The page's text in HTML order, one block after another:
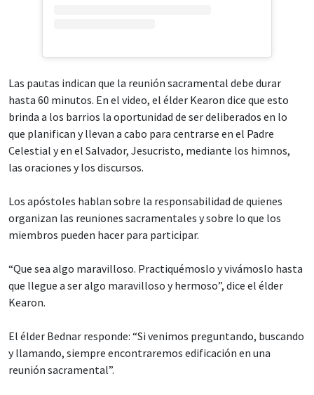
Las pautas indican que la reunión sacramental debe durar
hasta 60 minutos. En el video, el élder Kearon dice que esto
brinda a los barrios la oportunidad de ser deliberados en lo
que planifican y llevan a cabo para centrarse en el Padre
Celestial y en el Salvador, Jesucristo, mediante los himnos,
las oraciones y los discursos.
Los apóstoles hablan sobre la responsabilidad de quienes
organizan las reuniones sacramentales y sobre lo que los
miembros pueden hacer para participar.
“Que sea algo maravilloso. Practiquémoslo y vivámoslo hasta
que llegue a ser algo maravilloso y hermoso”, dice el élder
Kearon.
El élder Bednar responde: “Si venimos preguntando, buscando
y llamando, siempre encontraremos edificación en una
reunión sacramental”.